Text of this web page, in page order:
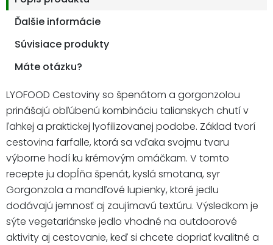
Ďalšie informácie
Súvisiace produkty
Máte otázku?
LYOFOOD Cestoviny so špenátom a gorgonzolou
prinášajú obľúbenú kombináciu talianskych chutí v
ľahkej a praktickej lyofilizovanej podobe. Základ tvorí
cestovina farfalle, ktorá sa vďaka svojmu tvaru
výborne hodí ku krémovým omáčkam. V tomto
recepte ju dopĺňa špenát, kyslá smotana, syr
Gorgonzola a mandľové lupienky, ktoré jedlu
dodávajú jemnosť aj zaujímavú textúru. Výsledkom je
sýte vegetariánske jedlo vhodné na outdoorové
aktivity aj cestovanie, keď si chcete dopriať kvalitné a